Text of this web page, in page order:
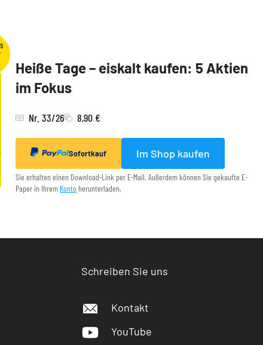
Heiße Tage – eiskalt kaufen: 5 Aktien
im Fokus
Nr. 33/26 8,90 €
Sofortkauf Im Shop kaufen
Sie erhalten einen Download-Link per E-Mail. Außerdem können Sie gekaufte E-
Paper in Ihrem Konto herunterladen.
Schreiben Sie uns
Kontakt
YouTube